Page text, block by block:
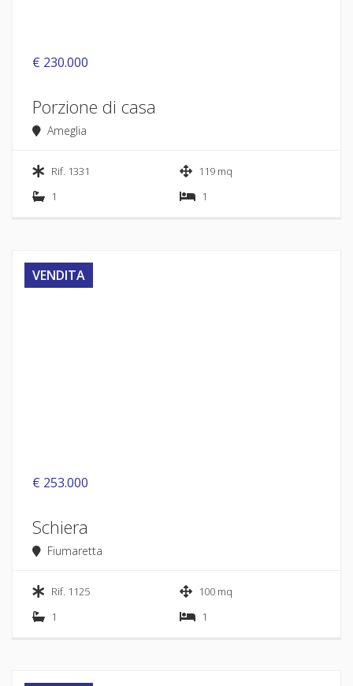
€ 230.000
Porzione di casa
Ameglia
Rif. 1331
119 mq
1
1
VENDITA
€ 253.000
Schiera
Fiumaretta
Rif. 1125
100 mq
1
1